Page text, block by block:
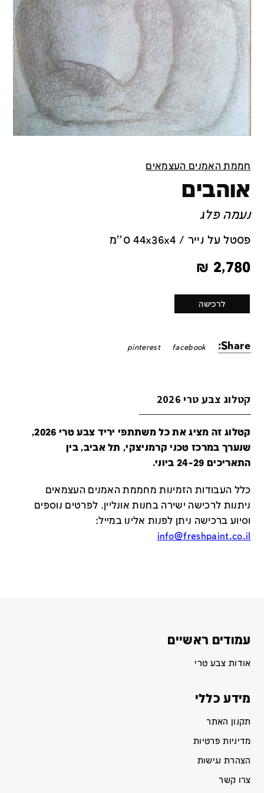
חממת האמנים העצמאים
אוהבים
נעמה פלג
פסטל על נייר / 44x36x4 ס''מ
2,780
₪
לרכישה
Share:
facebook
pinterest
קטלוג צבע טרי 2026
קטלוג זה מציג את כל משתתפי יריד צבע טרי 2026,
שנערך במרכז טכני קרמניצקי, תל אביב, בין
התאריכים 24-29 ביוני.
כלל העבודות הזמינות מחממת האמנים העצמאים
ניתנות לרכישה ישירה בחנות אונליין. לפרטים נוספים
וסיוע ברכישה ניתן לפנות אלינו במייל:
info@freshpaint.co.il
עמודים ראשיים
אודות צבע טרי
מידע כללי
תקנון האתר
מדיניות פרטיות
הצהרת נגישות
צרו קשר